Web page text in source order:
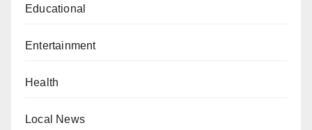
Educational
Entertainment
Health
Local News